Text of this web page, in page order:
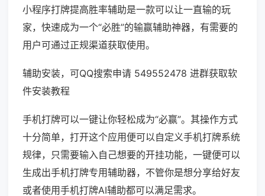
小程序打牌提高胜率辅助是一款可以让一直输的玩
家，快速成为一个“必胜”的输赢辅助神器，有需要的
用户可通过正规渠道获取使用。
辅助安装，可QQ搜索申请 549552478 进群获取软
件安装教程
手机打牌可以一键让你轻松成为“必赢”。其操作方式
十分简单，打开这个应用便可以自定义手机打牌系统
规律，只需要输入自己想要的开挂功能，一键便可以
生成出手机打牌专用辅助器，不管你是想分享给好友
或者使用手机打牌AI辅助都可以满足需求。